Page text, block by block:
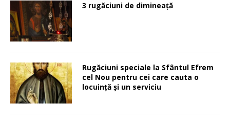
3 rugăciuni de dimineață
Rugăciuni speciale la Sfântul Efrem
cel Nou pentru cei care cauta o
locuinţă şi un serviciu